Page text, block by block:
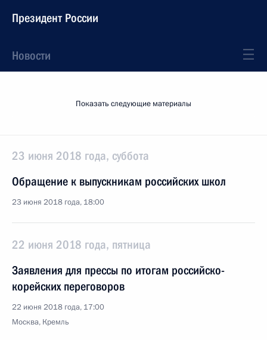
Президент России
Новости
Показать следующие материалы
23 июня 2018 года, суббота
Обращение к выпускникам российских школ
23 июня 2018 года, 18:00
22 июня 2018 года, пятница
Заявления для прессы по итогам российско-
корейских переговоров
22 июня 2018 года, 17:00
Москва, Кремль